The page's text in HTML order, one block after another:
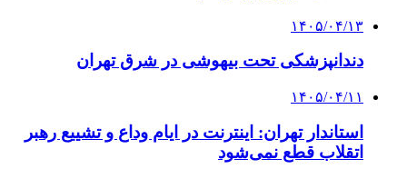
۱۴۰۵/۰۴/۱۳
دندانپزشکی تحت بیهوشی در شرق تهران
۱۴۰۵/۰۴/۱۱
استاندار تهران: اینترنت در ایام وداع و تشییع رهبر
اتقلاب قطع نمی‌شود